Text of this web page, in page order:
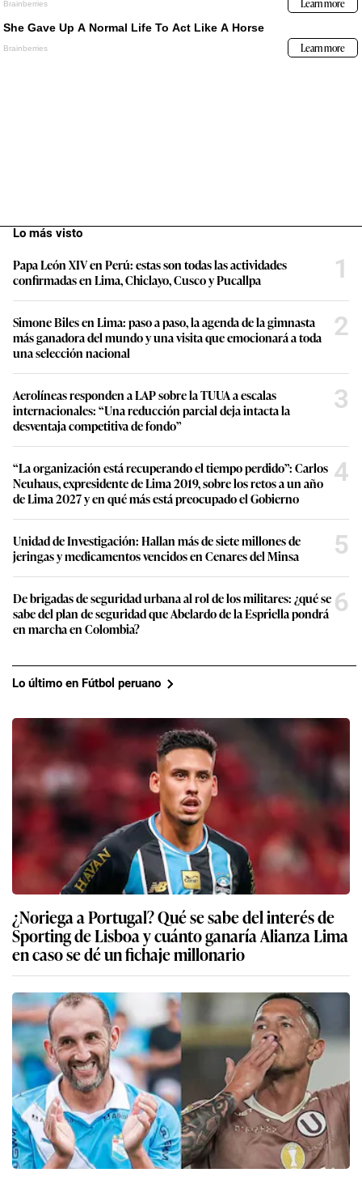
Lo más visto
Papa León XIV en Perú: estas son todas las actividades
confirmadas en Lima, Chiclayo, Cusco y Pucallpa
1
Simone Biles en Lima: paso a paso, la agenda de la gimnasta
más ganadora del mundo y una visita que emocionará a toda
una selección nacional
2
Aerolíneas responden a LAP sobre la TUUA a escalas
internacionales: “Una reducción parcial deja intacta la
desventaja competitiva de fondo”
3
“La organización está recuperando el tiempo perdido”: Carlos
Neuhaus, expresidente de Lima 2019, sobre los retos a un año
de Lima 2027 y en qué más está preocupado el Gobierno
4
Unidad de Investigación: Hallan más de siete millones de
jeringas y medicamentos vencidos en Cenares del Minsa
5
De brigadas de seguridad urbana al rol de los militares: ¿qué se
sabe del plan de seguridad que Abelardo de la Espriella pondrá
en marcha en Colombia?
6
Lo último en Fútbol peruano
¿Noriega a Portugal? Qué se sabe del interés de
Sporting de Lisboa y cuánto ganaría Alianza Lima
en caso se dé un fichaje millonario